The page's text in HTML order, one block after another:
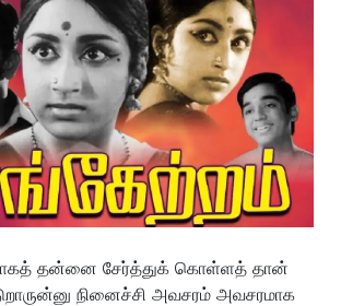
தன்னை சேர்த்துக் கொள்ளத் தான்
நினைச்சி அவசரம் அவசரமாக